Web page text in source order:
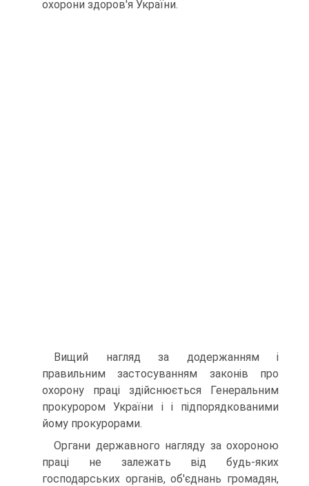
охорони здоров'я України.
Вищий нагляд за додержанням і
правильним застосуванням законів про
охорону праці здійснюється Генеральним
прокурором України і і підпорядкованими
йому прокурорами.
Органи державного нагляду за охороною
праці не залежать від будь-яких
господарських органів, об'єднань громадян,